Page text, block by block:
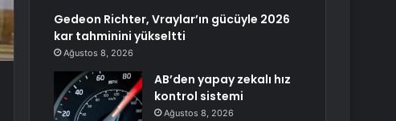
Gedeon Richter, Vraylar’ın gücüyle 2026
kar tahminini yükseltti
Ağustos 8, 2026
AB’den yapay zekalı hız
kontrol sistemi
Ağustos 8, 2026